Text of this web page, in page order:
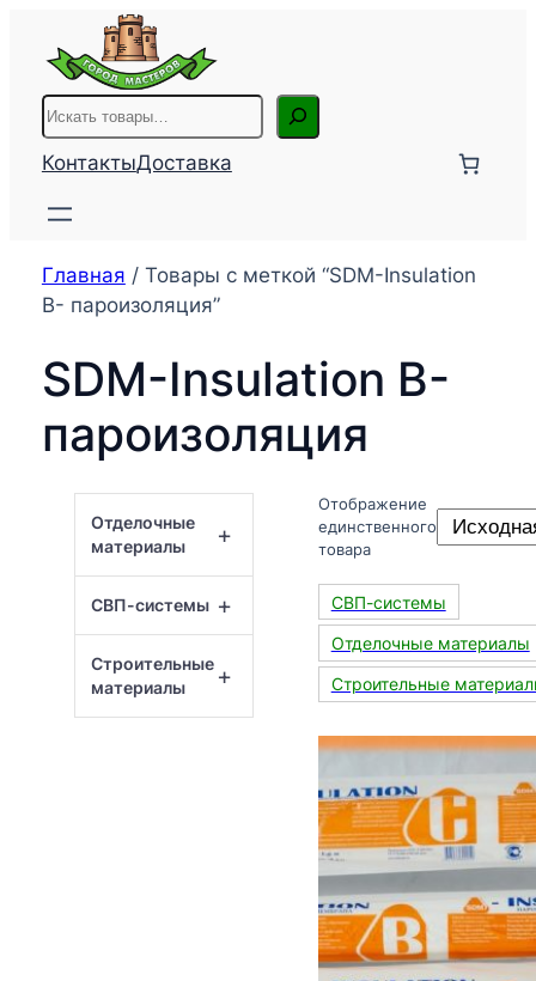
содержимому
Поиск
КонтактыДоставка
Главная / Товары с меткой “SDM-Insulation
В- пароизоляция”
SDM-Insulation В-
пароизоляция
+
Отделочные
материалы
+
СВП-системы
+
Строительные
материалы
Отображение
единственного
товара
СВП-системы
Отделочные материалы
Строительные